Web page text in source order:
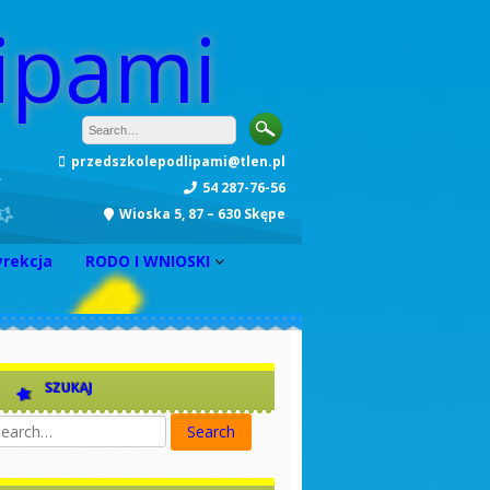
przedszkolepodlipami@tlen.pl
54 287-76-56
Wioska 5, 87 – 630 Skępe
RODO I WNIOSKI
INFORMACJA
Zarządzenie nr 1
Zarządzenie nr 2
Zarządzenie nr 3
SZUKAJ